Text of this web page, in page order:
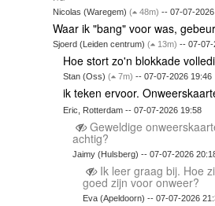
Nicolas (Waregem)( 48m) -- 07-07-2026
Waar ik "bang" voor was,
Sjoerd (Leiden centrum)( 13m) -- 07-07-
Hoe stort zo'n blokkade
Stan (Oss) ( 7m) -- 07-07-2026 19:46
ik teken ervoor.
Eric, Rotterdam -- 07-07-2026 19:58
Geweldige
achtig?
Jaimy (Hulsberg) -- 07-07-2026
Ik leer graag bij. Hoe
goed zijn voor onweer?
Eva (Apeldoorn) -- 07-07-2026